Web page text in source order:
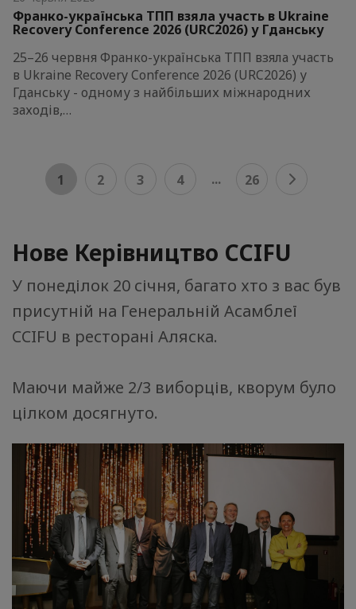
Франко-українська ТПП взяла участь в Ukraine
Recovery Conference 2026 (URC2026) у Гданську
25–26 червня Франко-українська ТПП взяла участь
в Ukraine Recovery Conference 2026 (URC2026) у
Гданську - одному з найбільших міжнародних
заходів,…
1 2 3 4 ... 26
Нове Керівництво CCIFU
У понеділок 20 січня, багато хто з вас був
присутній на Генеральній Асамблеї
CCIFU в ресторані Аляска.
Маючи майже 2/3 виборців, кворум було
цілком досягнуто.